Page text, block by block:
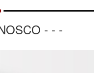
- - -